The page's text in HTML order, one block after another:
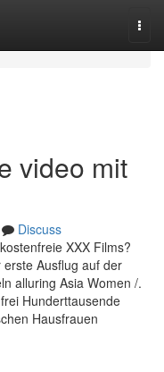
video mit
Discuss
XXX Films?
Ausflug auf der
alluring Asia Women /.
Hunderttausende
Hausfrauen